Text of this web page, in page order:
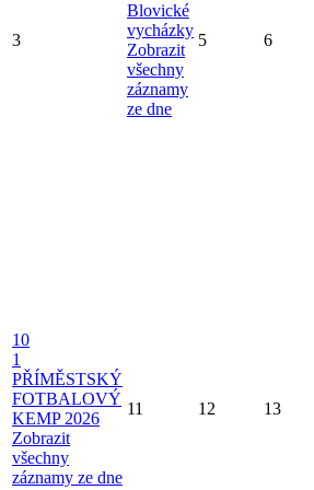
3
Blovické
vycházky
Zobrazit
všechny
záznamy
ze dne
5 6
10
1
PŘÍMĚSTSKÝ
FOTBALOVÝ
KEMP 2026
Zobrazit
všechny
záznamy ze dne
11 12 13